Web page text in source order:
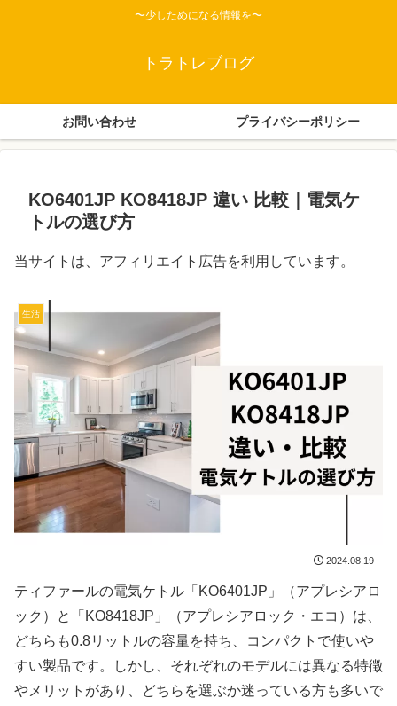
〜少しためになる情報を〜
トラトレブログ
お問い合わせ プライバシーポリシー
KO6401JP KO8418JP 違い 比較｜電気ケ
トルの選び方
当サイトは、アフィリエイト広告を利用しています。
生活
2024.08.19
ティファールの電気ケトル「KO6401JP」（アプレシアロ
ック）と「KO8418JP」（アプレシアロック・エコ）は、
どちらも0.8リットルの容量を持ち、コンパクトで使いや
すい製品です。しかし、それぞれのモデルには異なる特徴
やメリットがあり、どちらを選ぶか迷っている方も多いで